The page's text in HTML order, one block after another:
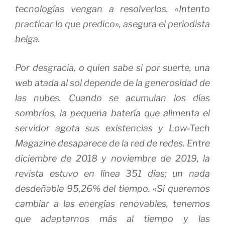
tecnologías vengan a resolverlos. «Intento
practicar lo que predico», asegura el periodista
belga.
Por desgracia, o quien sabe si por suerte, una
web atada al sol depende de la generosidad de
las nubes. Cuando se acumulan los días
sombríos, la pequeña batería que alimenta el
servidor agota sus existencias y Low-Tech
Magazinedesaparece de la red de redes. Entre
diciembre de 2018 y noviembre de 2019, la
revista estuvo en línea 351 días; un nada
desdeñable 95,26% del tiempo. «Si queremos
cambiar a las energías renovables, tenemos
que adaptarnos más al tiempo y las